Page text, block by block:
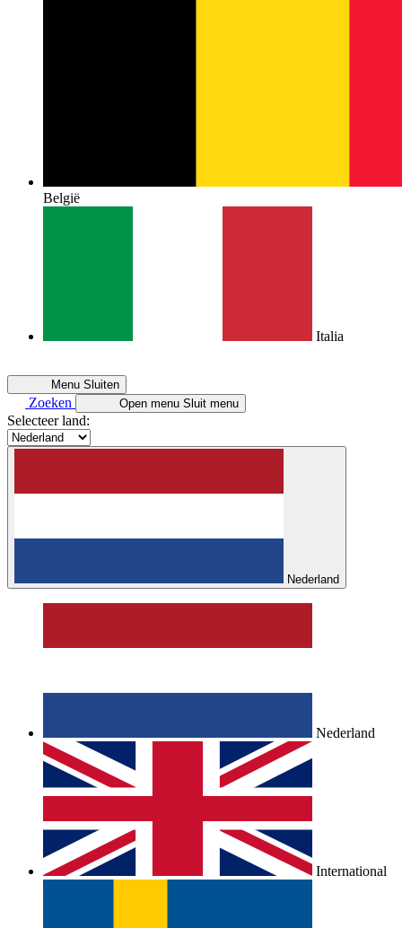
België
Italia
Menu Sluiten
Zoeken Open menu Sluit menu
Selecteer land:
Nederland
Nederland
International